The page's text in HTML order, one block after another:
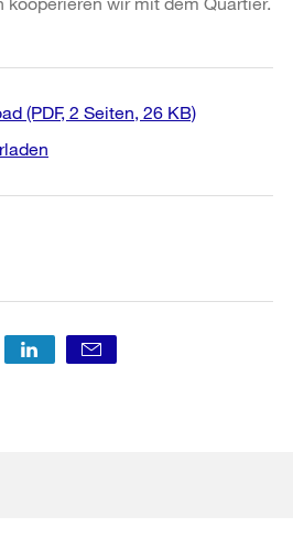
(PDF, 2 Seiten, 26 KB)